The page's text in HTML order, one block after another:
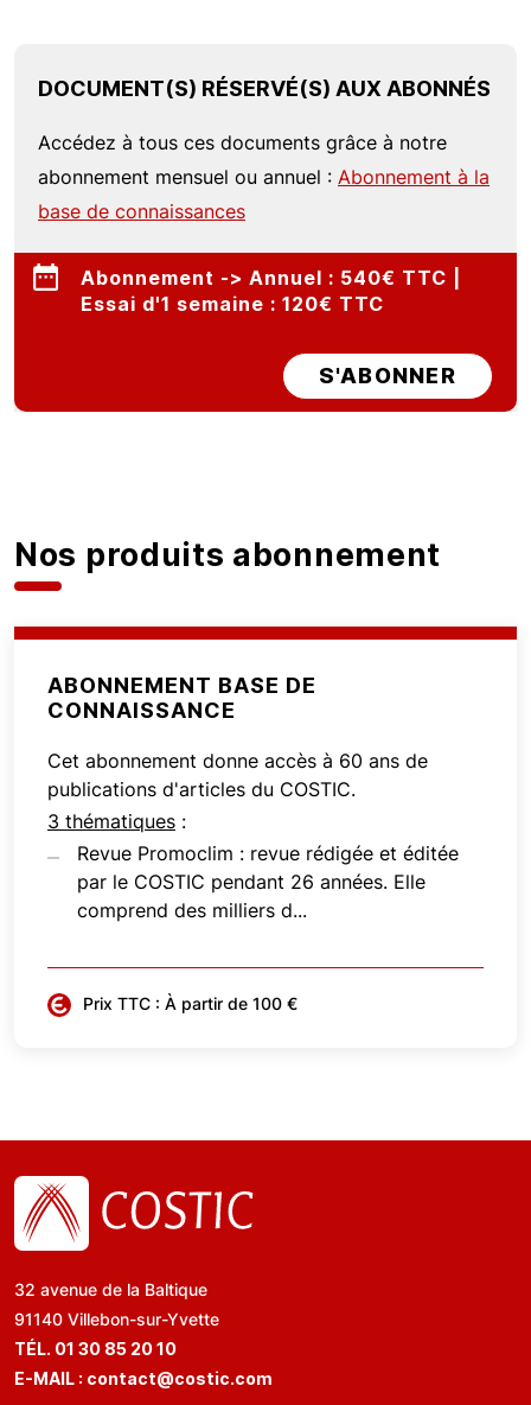
DOCUMENT(S) RÉSERVÉ(S) AUX ABONNÉS
Accédez à tous ces documents grâce à notre
abonnement mensuel ou annuel : Abonnement à la
base de connaissances
Abonnement -> Annuel : 540€ TTC |
Essai d'1 semaine : 120€ TTC
S'ABONNER
Nos produits abonnement
ABONNEMENT BASE DE
CONNAISSANCE
Cet abonnement donne accès à 60 ans de
publications d'articles du COSTIC.
3 thématiques :
Revue Promoclim : revue rédigée et éditée
par le COSTIC pendant 26 années. Elle
comprend des milliers d...
Prix TTC : À partir de 100 €
32 avenue de la Baltique
91140 Villebon-sur-Yvette
TÉL. 01 30 85 20 10
E-MAIL : contact@costic.com